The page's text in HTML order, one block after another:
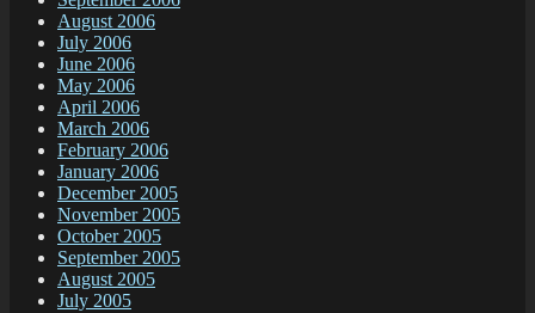
August 2006
July 2006
June 2006
May 2006
April 2006
March 2006
February 2006
January 2006
December 2005
November 2005
October 2005
September 2005
August 2005
July 2005